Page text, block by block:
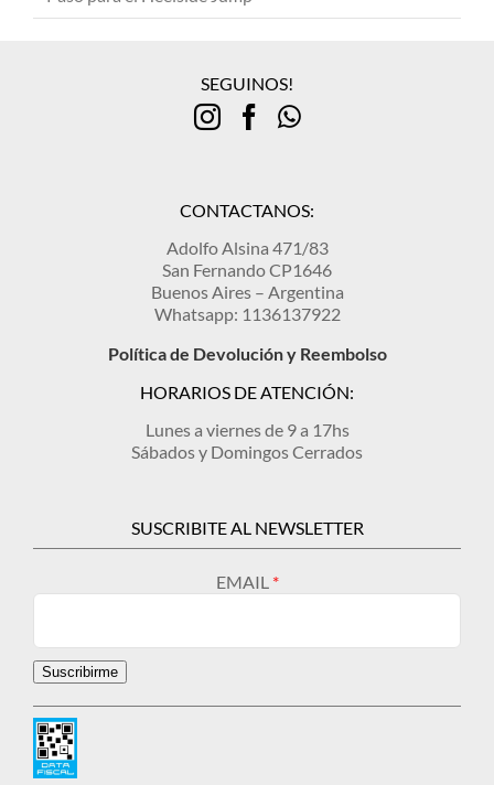
SEGUINOS!
CONTACTANOS:
Adolfo Alsina 471/83
San Fernando CP1646
Buenos Aires – Argentina
Whatsapp: 1136137922
Política de Devolución y Reembolso
HORARIOS DE ATENCIÓN:
Lunes a viernes de 9 a 17hs
Sábados y Domingos Cerrados
SUSCRIBITE AL NEWSLETTER
EMAIL
Suscribirme